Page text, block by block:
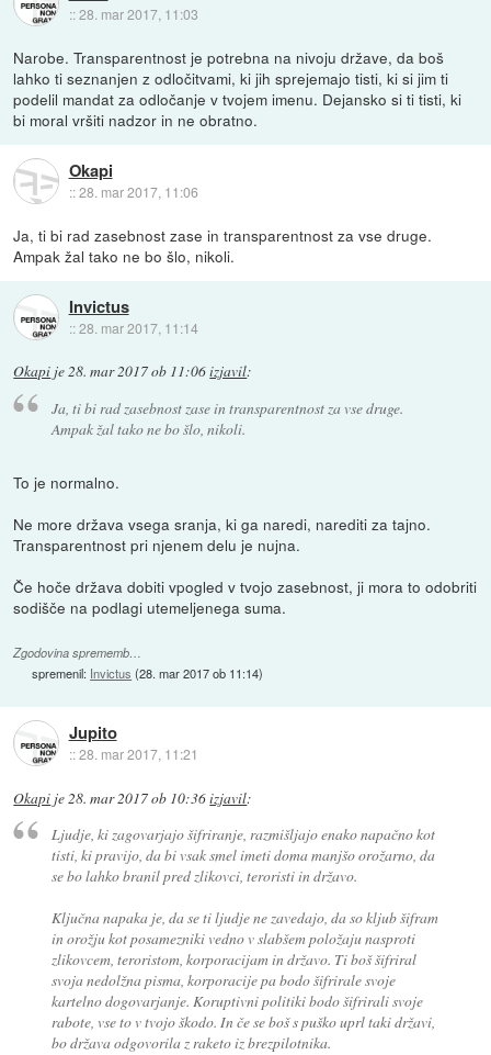
::28. mar 2017, 11:03
Narobe. Transparentnost je potrebna na nivoju države, da boš
lahko ti seznanjen z odločitvami, ki jih sprejemajo tisti, ki si jim ti
podelil mandat za odločanje v tvojem imenu. Dejansko si ti tisti, ki
bi moral vršiti nadzor in ne obratno.
Okapi
::28. mar 2017, 11:06
Ja, ti bi rad zasebnost zase in transparentnost za vse druge.
Ampak žal tako ne bo šlo, nikoli.
Invictus
::28. mar 2017, 11:14
Okapi je28. mar 2017 ob 11:06izjavil:
Ja, ti bi rad zasebnost zase in transparentnost za vse druge.
Ampak žal tako ne bo šlo, nikoli.
To je normalno.
Ne more država vsega sranja, ki ga naredi, narediti za tajno.
Transparentnost pri njenem delu je nujna.
Če hoče država dobiti vpogled v tvojo zasebnost, ji mora to odobriti
sodišče na podlagi utemeljenega suma.
Zgodovina sprememb…
spremenil: Invictus (28. mar 2017 ob 11:14)
Jupito
::28. mar 2017, 11:21
Okapi je28. mar 2017 ob 10:36izjavil:
Ljudje, ki zagovarjajo šifriranje, razmišljajo enako napačno kot
tisti, ki pravijo, da bi vsak smel imeti doma manjšo orožarno, da
se bo lahko branil pred zlikovci, teroristi in državo.
Ključna napaka je, da se ti ljudje ne zavedajo, da so kljub šifram
in orožju kot posamezniki vedno v slabšem položaju nasproti
zlikovcem, teroristom, korporacijam in državo. Ti boš šifriral
svoja nedolžna pisma, korporacije pa bodo šifrirale svoje
kartelno dogovarjanje. Koruptivni politiki bodo šifrirali svoje
rabote, vse to v tvojo škodo. In če se boš s puško uprl taki državi,
bo država odgovorila z raketo iz brezpilotnika.